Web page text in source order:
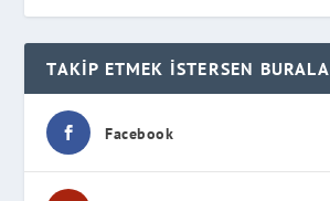
TAKIP ETMEK İSTERSEN
Facebook